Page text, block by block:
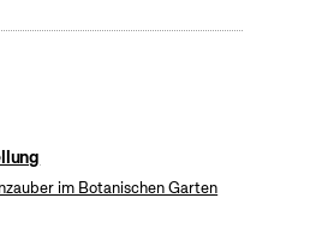
im Botanischen Garten